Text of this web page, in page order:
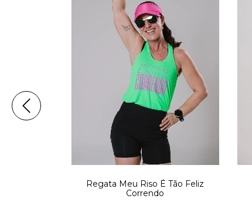
Regata Meu Riso É Tão Feliz
Correndo